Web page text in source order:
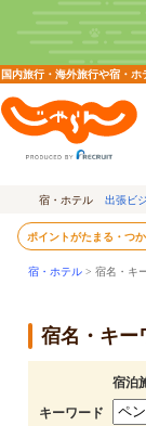
国内旅行・海外旅行や宿・
宿・ホテル 出張ビ
ポイントがたまる・つ
宿・ホテル > 宿名・キ
宿名・キー
宿泊
キーワード